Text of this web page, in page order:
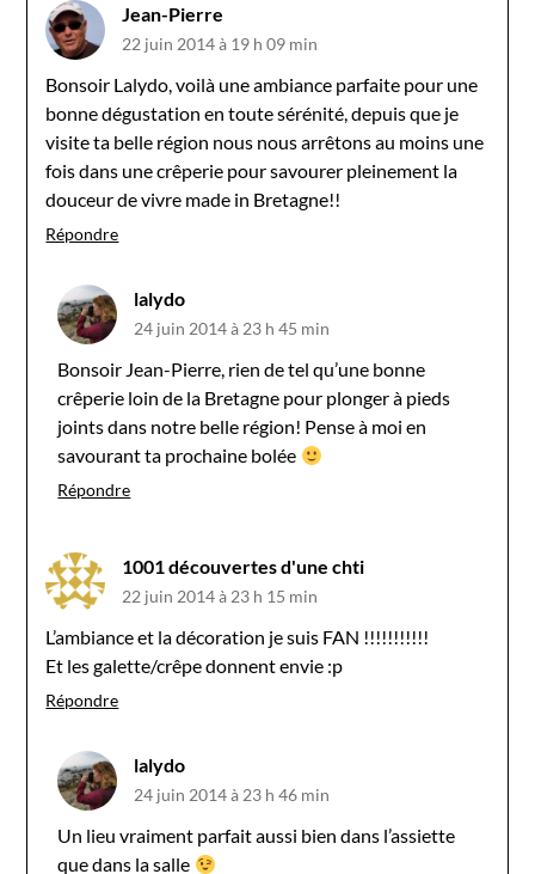
Jean-Pierre
22 juin 2014 à 19 h 09 min
Bonsoir Lalydo, voilà une ambiance parfaite pour une
bonne dégustation en toute sérénité, depuis que je
visite ta belle région nous nous arrêtons au moins une
fois dans une crêperie pour savourer pleinement la
douceur de vivre made in Bretagne!!
Répondre
lalydo
24 juin 2014 à 23 h 45 min
Bonsoir Jean-Pierre, rien de tel qu’une bonne
crêperie loin de la Bretagne pour plonger à pieds
joints dans notre belle région! Pense à moi en
savourant ta prochaine bolée
Répondre
1001 découvertes d'une chti
22 juin 2014 à 23 h 15 min
L’ambiance et la décoration je suis FAN !!!!!!!!!!!
Et les galette/crêpe donnent envie :p
Répondre
lalydo
24 juin 2014 à 23 h 46 min
Un lieu vraiment parfait aussi bien dans l’assiette
que dans la salle